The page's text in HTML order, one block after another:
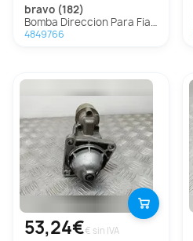
bravo (182)
Bomba Direccion Para Fiat Bravo
4849766
53,24€€ sin IVA